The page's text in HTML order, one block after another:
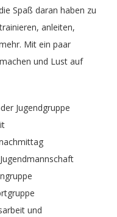
Spaß daran haben zu
anleiten,
Mit ein paar
und Lust auf
Jugendgruppe
und